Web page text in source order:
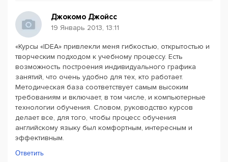
Джокомо Джойсс
19 Январь 2013, 13:11
«Курсы «IDEA» привлекли меня гибкостью, открытостью и
творческим подходом к учебному процессу. Есть
возможность построения индивидуального графика
занятий, что очень удобно для тех, кто работает.
Методическая база соответствует самым высоким
требованиям и включает, в том числе, и компьютерные
технологии обучения. Словом, руководство курсов
делает все, для того, чтобы процесс обучения
английскому языку был комфортным, интересным и
эффективным.
Ответить